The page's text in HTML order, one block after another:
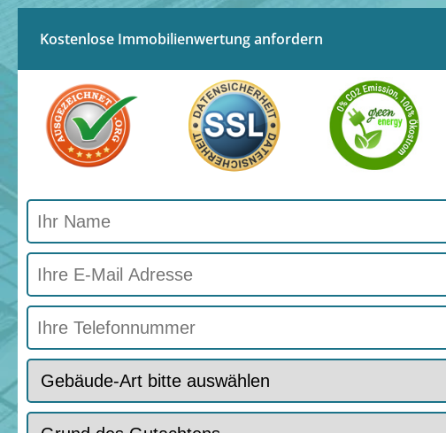
Kostenlose Immobilienwertung anfordern